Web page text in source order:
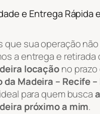
e Entrega Rápida
que sua operação
a entrega e retirada
locaçãono
da Madeira – Recife –
para quem busca
próximo a mim.